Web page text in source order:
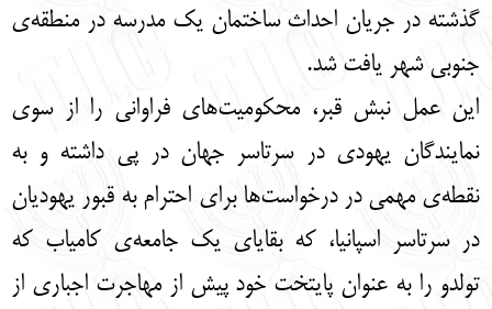
گذشته در جریان احداث ساختمان یک مدرسه در منطقه‌ی
جنوبی شهر یافت شد.
این عمل نبش قبر، محکومیت‌های فراوانی را از سوی
نمایندگان یهودی در سرتاسر جهان در پی داشته و به
نقطه‌ی مهمی در درخواست‌ها برای احترام به قبور یهودیان
در سرتاسر اسپانیا، که بقایای یک جامعه‌ی کامیاب که
تولدو را به عنوان پایتخت خود پیش از مهاجرت اجباری از